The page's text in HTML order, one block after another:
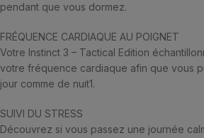
pendant que vous dormez.
FRÉQUENCE CARDIAQUE AU POIGNET
Votre Instinct 3 – Tactical Edition
votre fréquence cardiaque afin que vous
jour comme de nuit1.
SUIVI DU STRESS
Découvrez si vous passez une journée